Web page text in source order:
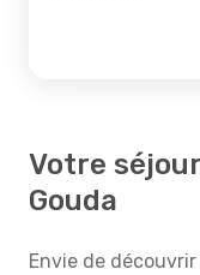
Votre
Gouda
Envie de